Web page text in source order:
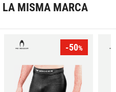
LA MISMA MARCA
-50%